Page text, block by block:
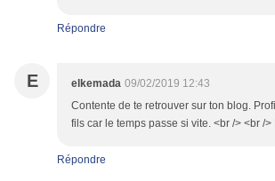
Répondre
E elkemada 09/02/2019 12:43
Contente de te retrouver sur ton blog.
fils car le temps passe si vite. <br /> <br />
Répondre